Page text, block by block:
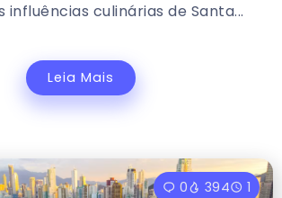
influências culinárias de Santa...
Leia Mais
0 394 1